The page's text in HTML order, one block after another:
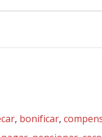
, bonificar,